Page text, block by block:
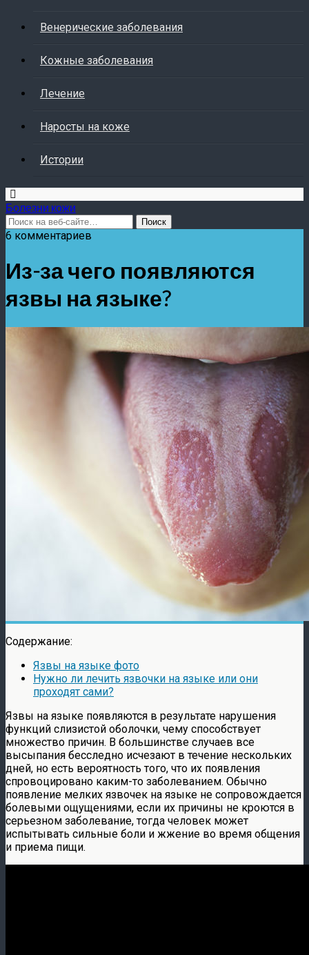
Венерические заболевания
Кожные заболевания
Лечение
Наросты на коже
Истории
Болезни кожи
6 комментариев
Из-за чего появляются
язвы на языке?
Содержание:
Язвы на языке фото
Нужно ли лечить язвочки на языке или они
проходят сами?
Язвы на языке появляются в результате нарушения
функций слизистой оболочки, чему способствует
множество причин. В большинстве случаев все
высыпания бесследно исчезают в течение нескольких
дней, но есть вероятность того, что их появления
спровоцировано каким-то заболеванием. Обычно
появление мелких язвочек на языке не сопровождается
болевыми ощущениями, если их причины не кроются в
серьезном заболевание, тогда человек может
испытывать сильные боли и жжение во время общения
и приема пищи.